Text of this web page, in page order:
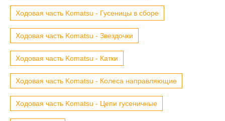
Ходовая часть Komatsu - Гусеницы в сборе
Ходовая часть Komatsu - Звездочки
Ходовая часть Komatsu - Катки
Ходовая часть Komatsu - Колеса направляющие
Ходовая часть Komatsu - Цепи гусеничные